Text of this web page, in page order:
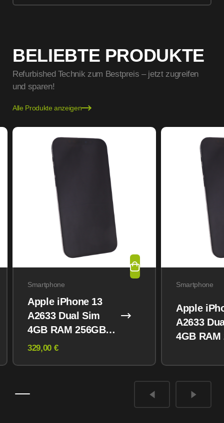
BELIEBTE PRODUKTE
Refurbished Technik zum Bestpreis – jetzt zugreifen
und sparen!
Alle Produkte anzeigen
Smartphone
Apple iPhone 13
A2633 Dual Sim
4GB RAM 256GB
Midnight
329,00 €
Smartphone
Apple
A2633
4GB RAM